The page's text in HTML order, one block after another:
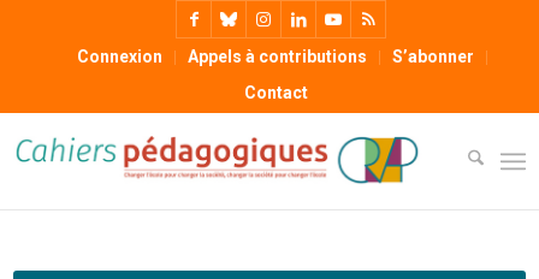
Connexion Appels à contributions
S’abonner
Contact